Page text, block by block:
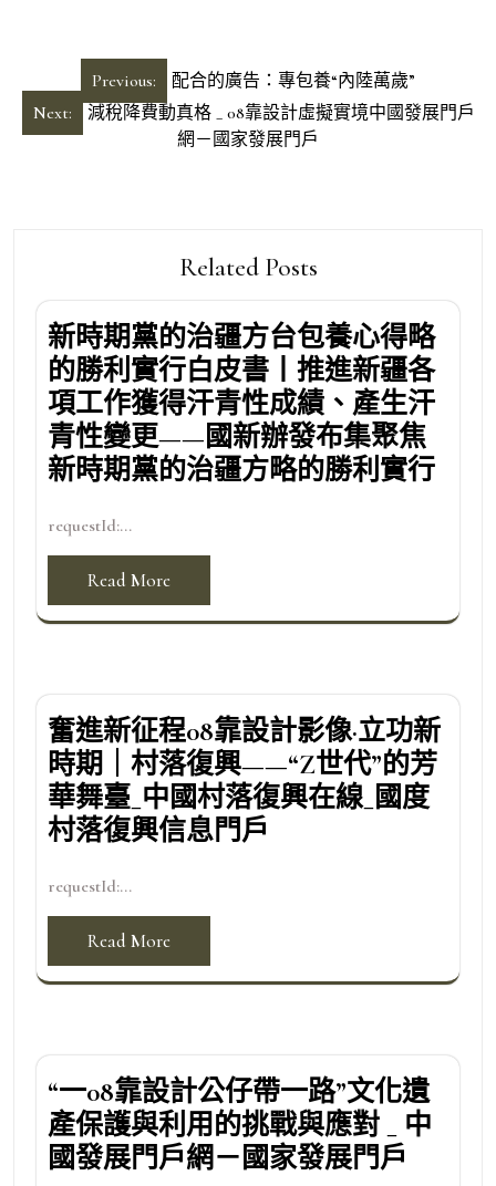
章
導
Previous:
配合的廣告：專包養“內陸萬歲”
Next:
減稅降費動真格 _ 08靠設計虛擬實境中國發展門戶
網－國家發展門戶
Related Posts
新時期黨的治疆方台包養心得略
的勝利實行白皮書丨推進新疆各
項工作獲得汗青性成績、產生汗
青性變更——國新辦發布集聚焦
新時期黨的治疆方略的勝利實行
requestId:...
Read More
奮進新征程08靠設計影像·立功新
時期｜村落復興——“Z世代”的芳
華舞臺_中國村落復興在線_國度
村落復興信息門戶
requestId:...
Read More
“一08靠設計公仔帶一路”文化遺
產保護與利用的挑戰與應對 _ 中
國發展門戶網－國家發展門戶